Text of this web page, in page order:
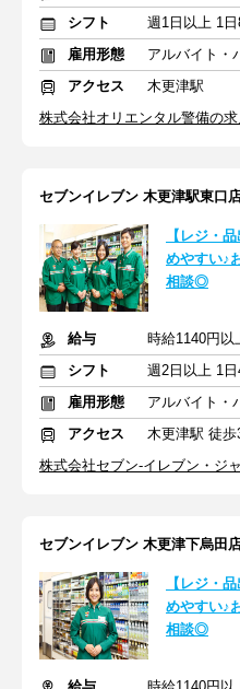
シフト
雇用形態
アルバイト・
アクセス
木更津駅
株式会社オリエンタル警備の
セブンイレブン 木更津駅東口
【レジ・
めやすい♪
相談◎
給与
時給1140円以
シフト
週2日以上 1
雇用形態
アルバイト・
アクセス
木更津駅 徒歩
株式会社セブン-イレブン・ジ
セブンイレブン 木更津下烏田
【レジ・
めやすい♪
相談◎